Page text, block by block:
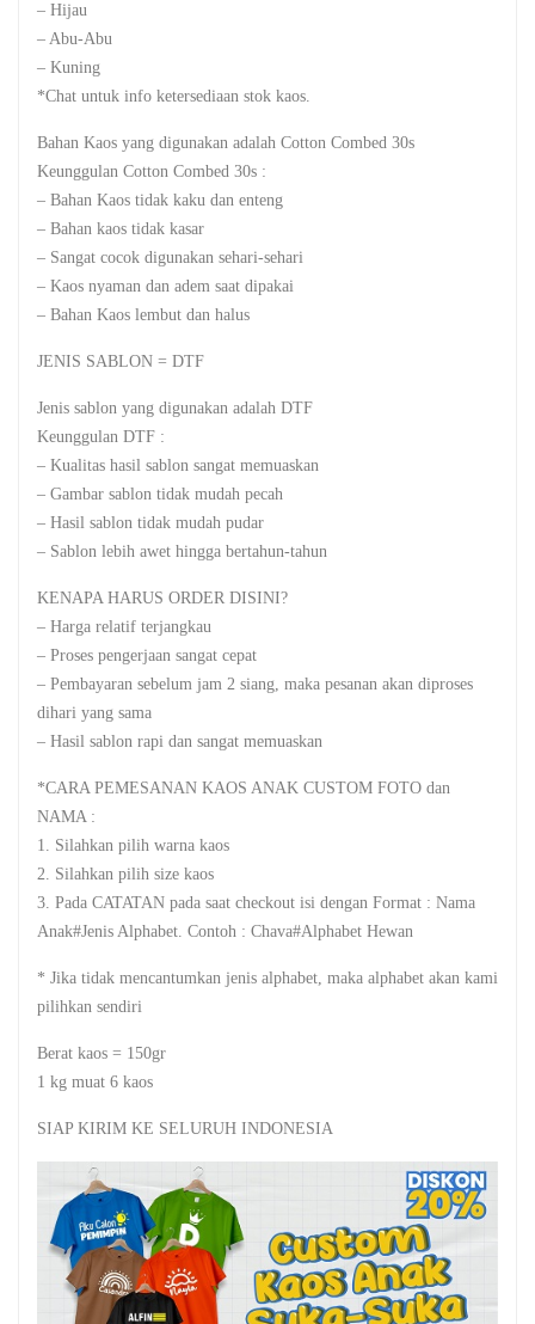
– Hijau
– Abu-Abu
– Kuning
*Chat untuk info ketersediaan stok kaos.
Bahan Kaos yang digunakan adalah Cotton Combed 30s
Keunggulan Cotton Combed 30s :
– Bahan Kaos tidak kaku dan enteng
– Bahan kaos tidak kasar
– Sangat cocok digunakan sehari-sehari
– Kaos nyaman dan adem saat dipakai
– Bahan Kaos lembut dan halus
JENIS SABLON = DTF
Jenis sablon yang digunakan adalah DTF
Keunggulan DTF :
– Kualitas hasil sablon sangat memuaskan
– Gambar sablon tidak mudah pecah
– Hasil sablon tidak mudah pudar
– Sablon lebih awet hingga bertahun-tahun
KENAPA HARUS ORDER DISINI?
– Harga relatif terjangkau
– Proses pengerjaan sangat cepat
– Pembayaran sebelum jam 2 siang, maka pesanan akan diproses
dihari yang sama
– Hasil sablon rapi dan sangat memuaskan
*CARA PEMESANAN KAOS ANAK CUSTOM FOTO dan
NAMA :
1. Silahkan pilih warna kaos
2. Silahkan pilih size kaos
3. Pada CATATAN pada saat checkout isi dengan Format : Nama
Anak#Jenis Alphabet. Contoh : Chava#Alphabet Hewan
* Jika tidak mencantumkan jenis alphabet, maka alphabet akan kami
pilihkan sendiri
Berat kaos = 150gr
1 kg muat 6 kaos
SIAP KIRIM KE SELURUH INDONESIA